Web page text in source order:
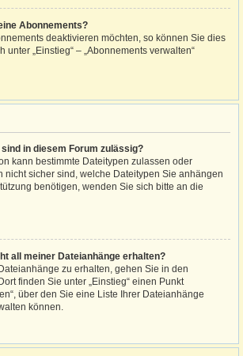
Abonnements?
deaktivieren möchten, so können Sie dies
unter „Einstieg“ – „Abonnements verwalten“
in diesem Forum zulässig?
kann bestimmte Dateitypen zulassen oder
nicht sicher sind, welche Dateitypen Sie anhängen
benötigen, wenden Sie sich bitte an die
all meiner Dateianhänge erhalten?
zu erhalten, gehen Sie in den
finden Sie unter „Einstieg“ einen Punkt
über den Sie eine Liste Ihrer Dateianhänge
können.